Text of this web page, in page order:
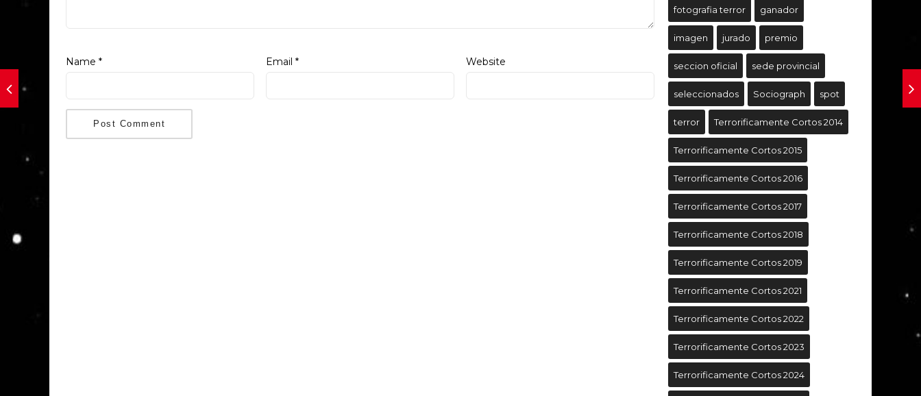
Name * Email* Website
fotografia terror ganador
imagen jurado premio
seccion oficial sede provincial
seleccionados Sociograph spot
terror Terrorificamente Cortos 2014
Terrorificamente Cortos 2015
Terrorificamente Cortos 2016
Terrorificamente Cortos 2017
Terrorificamente Cortos 2018
Terrorificamente Cortos 2019
Terrorificamente Cortos 2021
Terrorificamente Cortos 2022
Terrorificamente Cortos 2023
Terrorificamente Cortos 2024